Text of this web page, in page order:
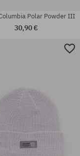
Polar Powder III
30,90 €